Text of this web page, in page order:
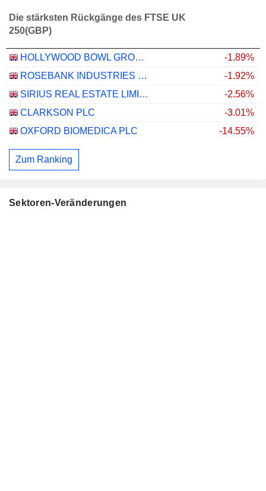
Die stärksten Rückgänge des FTSE UK
250(GBP)
HOLLYWOOD BOWL GROUP PLC
-1.89%
ROSEBANK INDUSTRIES PLC
-1.92%
SIRIUS REAL ESTATE LIMITED
-2.56%
CLARKSON PLC
-3.01%
OXFORD BIOMEDICA PLC
-14.55%
Zum Ranking
Sektoren-Veränderungen